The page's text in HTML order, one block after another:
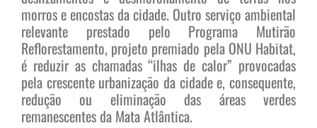
morros e encostas da cidade. Outro serviço ambiental
relevante prestado pelo Programa Mutirão
Reflorestamento, projeto premiado pela ONU Habitat,
é reduzir as chamadas “ilhas de calor” provocadas
pela crescente urbanização da cidade e, consequente,
redução ou eliminação das áreas verdes
remanescentes da Mata Atlântica.